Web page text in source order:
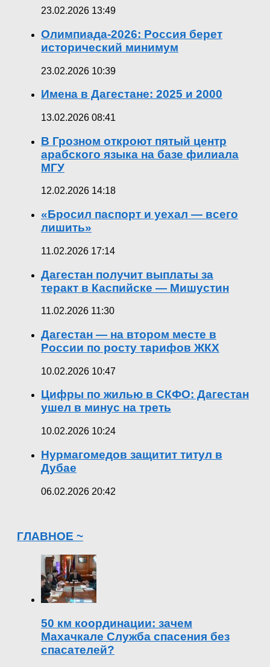
23.02.2026 13:49
Олимпиада-2026: Россия берет
исторический минимум
23.02.2026 10:39
Имена в Дагестане: 2025 и 2000
13.02.2026 08:41
В Грозном откроют пятый центр
арабского языка на базе филиала
МГУ
12.02.2026 14:18
«Бросил паспорт и уехал — всего
лишить»
11.02.2026 17:14
Дагестан получит выплаты за
теракт в Каспийске — Мишустин
11.02.2026 11:30
Дагестан — на втором месте в
России по росту тарифов ЖКХ
10.02.2026 10:47
Цифры по жилью в СКФО: Дагестан
ушел в минус на треть
10.02.2026 10:24
Нурмагомедов защитит титул в
Дубае
06.02.2026 20:42
ГЛАВНОЕ ~
50 км координации: зачем
Махачкале Служба спасения без
спасателей?